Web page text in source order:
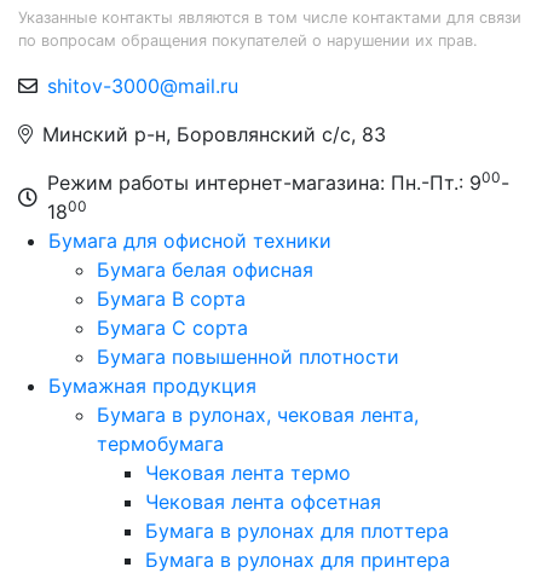
Указанные контакты являются в том числе контактами для связи
по вопросам обращения покупателей о нарушении их прав.
shitov-3000@mail.ru
Минский р-н, Боровлянский с/с, 83
Режим работы интернет-магазина: Пн.-Пт.: 900-
1800
Бумага для офисной техники
Бумага белая офисная
Бумага B сорта
Бумага C сорта
Бумага повышенной плотности
Бумажная продукция
Бумага в рулонах, чековая лента,
термобумага
Чековая лента термо
Чековая лента офсетная
Бумага в рулонах для плоттера
Бумага в рулонах для принтера